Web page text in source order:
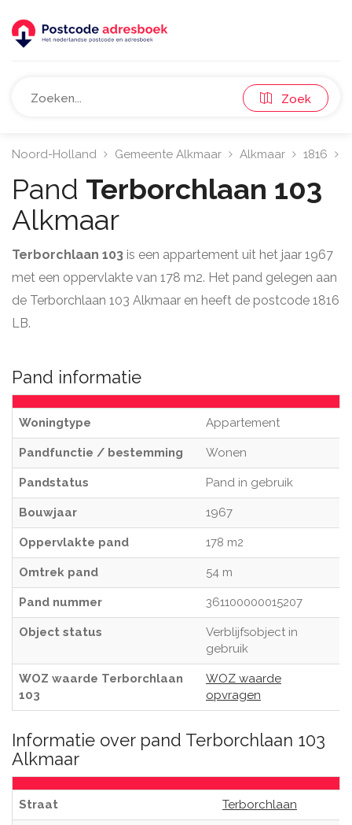
Zoek
Noord-Holland Gemeente Alkmaar Alkmaar 1816
Pand Terborchlaan 103
Alkmaar
Terborchlaan 103 is een appartement uit het jaar 1967
met een oppervlakte van 178 m2. Het pand gelegen aan
de Terborchlaan 103 Alkmaar en heeft de postcode 1816
LB.
Pand informatie
Woningtype Appartement
Pandfunctie / bestemming Wonen
Pandstatus Pand in gebruik
Bouwjaar 1967
Oppervlakte pand 178 m2
Omtrek pand 54 m
Pand nummer 361100000015207
Object status
Verblijfsobject in
gebruik
WOZ waarde Terborchlaan
103
WOZ waarde
opvragen
Informatie over pand Terborchlaan 103
Alkmaar
Straat Terborchlaan